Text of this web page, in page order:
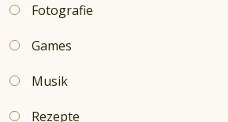
Fotografie
Games
Musik
Rezepte